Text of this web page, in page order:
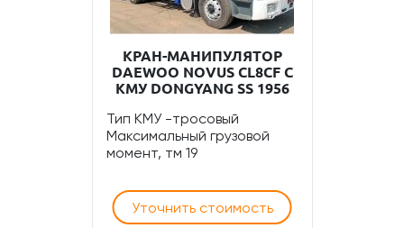
КРАН-МАНИПУЛЯТОР
DAEWOO NOVUS CL8CF С
КМУ DONGYANG SS 1956
Тип КМУ -тросовый
Максимальный грузовой
момент, тм 19
Уточнить стоимость